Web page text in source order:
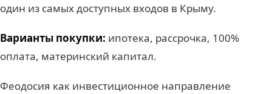
один из самых доступных входов в Крыму.
Варианты покупки: ипотека, рассрочка, 100%
оплата, материнский капитал.
Феодосия как инвестиционное направление